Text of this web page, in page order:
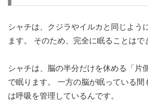
シャチは、クジラやイルカと同じよう
ます。 そのため、完全に眠ることはで
シャチは、脳の半分だけを休める「片
で眠ります。 一方の脳が眠っている間
は呼吸を管理しているんです。